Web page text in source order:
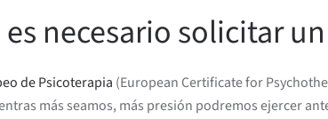
necesario solicitar un
de Psicoterapia (European Certificate for
más seamos, más presión podremos ejercer